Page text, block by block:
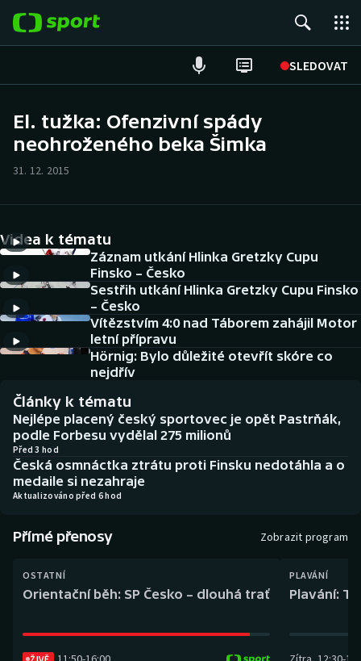
SLEDOVAT
Hokej
Cyklistika
DALŠÍ SPORTY
Americký fotbal
Baseball a softbal
Basketbal
Biatlon
Boby a skeleton
Box
Curling
NEPŘEHLÉDNĚTE
Historické návraty
Aplikace ČT sport
AZ kvíz
El. tužka: Ofenzivní spády
neohroženého beka Šimka
31. 12. 2015
Videa k tématu
Záznam utkání Hlinka Gretzky Cupu
Finsko – Česko
Sestřih utkání Hlinka Gretzky Cupu Finsko
– Česko
Vítězstvím 4:0 nad Táborem zahájil Motor
letní přípravu
Hörnig: Bylo důležité otevřít skóre co
nejdřív
Články k tématu
Nejlépe placený český sportovec je opět Pastrňák,
podle Forbesu vydělal 275 milionů
Před 3 hod
Česká osmnáctka ztrátu proti Finsku nedotáhla a o
medaile si nezahraje
Aktualizováno před 6 hod
Přímé přenosy Zobrazit program
OSTATNÍ
Orientační běh: SP Česko – dlouhá trať
ŽIVĚ
PLAVÁNÍ
Plavání: